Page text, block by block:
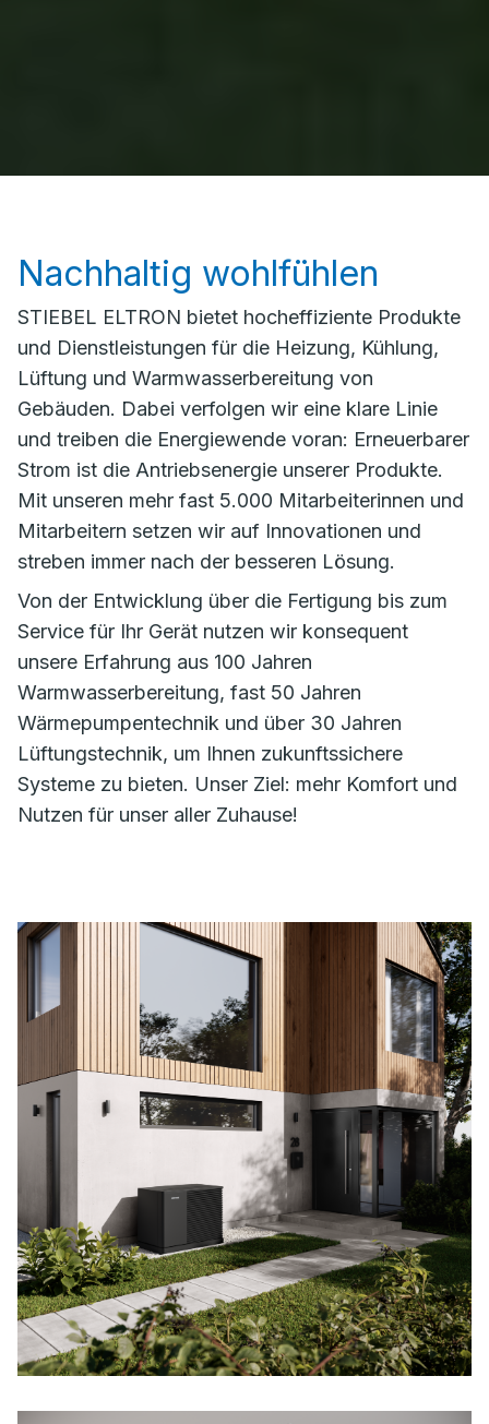
Nachhaltig wohlfühlen
STIEBEL ELTRON bietet hocheffiziente Produkte
und Dienstleistungen für die Heizung, Kühlung,
Lüftung und Warmwasserbereitung von
Gebäuden. Dabei verfolgen wir eine klare Linie
und treiben die Energiewende voran: Erneuerbarer
Strom ist die Antriebsenergie unserer Produkte.
Mit unseren mehr fast 5.000 Mitarbeiterinnen und
Mitarbeitern setzen wir auf Innovationen und
streben immer nach der besseren Lösung.
Von der Entwicklung über die Fertigung bis zum
Service für Ihr Gerät nutzen wir konsequent
unsere Erfahrung aus 100 Jahren
Warmwasserbereitung, fast 50 Jahren
Wärmepumpentechnik und über 30 Jahren
Lüftungstechnik, um Ihnen zukunftssichere
Systeme zu bieten. Unser Ziel: mehr Komfort und
Nutzen für unser aller Zuhause!